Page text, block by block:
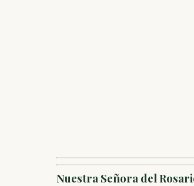
Nuestra Señora del